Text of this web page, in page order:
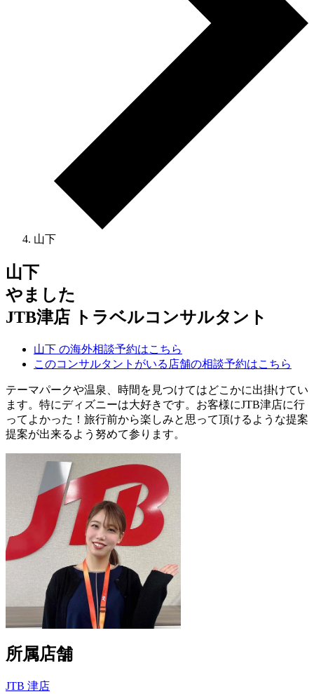
山下
山下
やました
JTB津店 トラベルコンサルタント
山下 の海外相談予約はこちら
このコンサルタントがいる店舗の相談予約はこちら
テーマパークや温泉、時間を見つけてはどこかに出掛けてい
ます。特にディズニーは大好きです。お客様にJTB津店に行
ってよかった！旅行前から楽しみと思って頂けるような提案
提案が出来るよう努めて参ります。
所属店舗
JTB 津店